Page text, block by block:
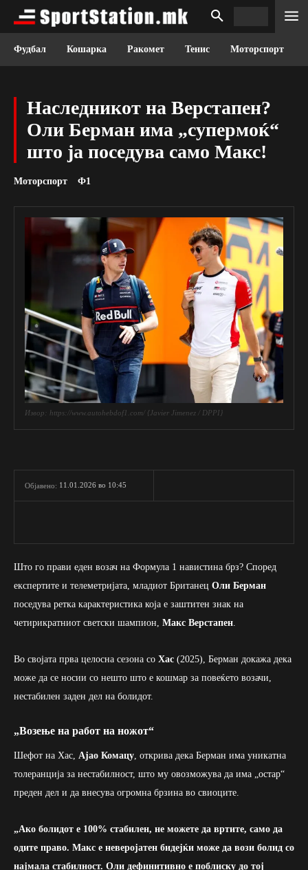
Фудбал Кошарка Ракомет Тенис Моторспорт
Наследникот на Верстапен?
Оли Берман има „супермоќ“
што ја поседува само Макс!
Моторспорт Ф1
Извор: https://www.autohebdof1.com/ {Javier Jimenez / DPPI}
Објавено: 11.01.2026 во 10:45
Што го прави еден возач на Формула 1 навистина брз? Според
експертите и телеметријата, младиот Британец Оли Берман
поседува ретка карактеристика која е заштитен знак на
четирикратниот светски шампион, Макс Верстапен
Во својата прва целосна сезона со Хас (2025), Берман докажа дека
може да се носии со нешто што е кошмар за повеќето возачи,
нестабилен заден дел на болидот.
„Возење на работ на ножот“
Шефот на Хас, Ајао Комацу , открива дека Берман има уникатна
толеранција за нестабилност, што му овозможува да има „остар“
преден дел и да внесува огромна брзина во свиоците.
„Ако болидот е 100% стабилен, не можете да вртите, само да
одите право. Макс е неверојатен бидејќи може да вози болид со
најмала стабилност. Оли дефинитивно е поблиску до тој